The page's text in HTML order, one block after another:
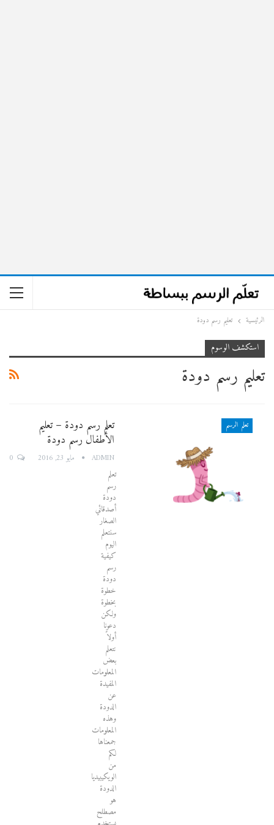
الرئيسية تعليم رسم دودة
استكشف الوسوم
تعليم رسم دودة
تعلم الرسم تعلم رسم دودة – تعليم
الأطفال رسم دودة
ADMIN مايو 23, 2016
تعلم
رسم
دودة
أصدقائي
الصغار
سنتعلم
اليوم
كيفية
رسم
دودة
خطوة
بخطوة
ولكن
دعونا
أولاً
نتعلم
بعض
المعلومات
المفيدة
عن
الدودة
وهذه
المعلومات
جمعناها
لكم
من
الويكيبيديا
الدودة
هو
مصطلح